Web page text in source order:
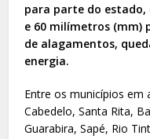
para parte do estado,
e 60 milímetros (mm)
de alagamentos,
energia.
Entre os municípios em
Cabedelo, Santa Rita,
Guarabira, Sapé, Rio